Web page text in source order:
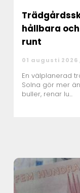
Trädgårdsskötsel
hållbara
runt
01 augusti 2026
En välplanerad
Solna gör mer
buller, renar lu...